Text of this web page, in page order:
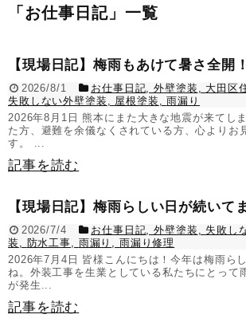
「お仕事日記 」 一覧
【現場日記】梅雨もあけて暑さ全開
2026/8/1 お仕事日記 ,外壁塗装 大田区
失敗しない外壁塗装
屋根塗装 ,雨漏り
2026年8月1日 熊本にまた大きな地震が来てし
た方、避難を余儀なくされている方、心よりお
す。 ...
記事を読む
【現場日記】梅雨らしい日が続いて
2026/7/4 お仕事日記 ,外壁塗装 失敗し
装
防水工事 雨漏り
雨漏り修理
2026年7月4日 皆様こんにちは！今年は梅雨ら
ね。外装工事を生業としている私たちにとって
が発生...
記事を読む